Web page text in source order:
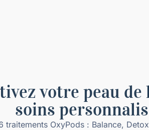
votre peau
soins
traitements OxyPods : Balance,